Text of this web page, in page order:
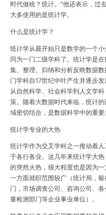
时代做啥？统计。”他还表示，过
大多使用的是统计学。
什么是统计学？
统计学从最开始只是数学的一个
同为一门二级学科了。 统计学是
集、整理、归纳和分析反映数据
门学科自17世纪中叶产生并逐步
从自然科学、社会科学到人文学
策。随着大数据时代来临，统计
域密切结合，是数据科学中的重要
统计学专业的大热
统计学作为交叉学科之一推动着
于各行各业。这几年来统计学大
的突然火热，很大程度也是因为
一方面就职范围较广（统计局，
门，市场调查公司、咨询公司、
量检测部门等企业事业单位）。